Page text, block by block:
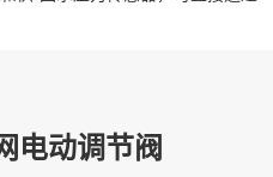
电动调节阀